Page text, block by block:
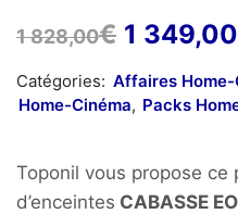
1 828,00€ Le
initial
était :
828,00€.
1 349,00
Catégories: Affaires Home-
Home-Cinéma, Packs
Toponil vous propose ce
d’enceintes CABASSE